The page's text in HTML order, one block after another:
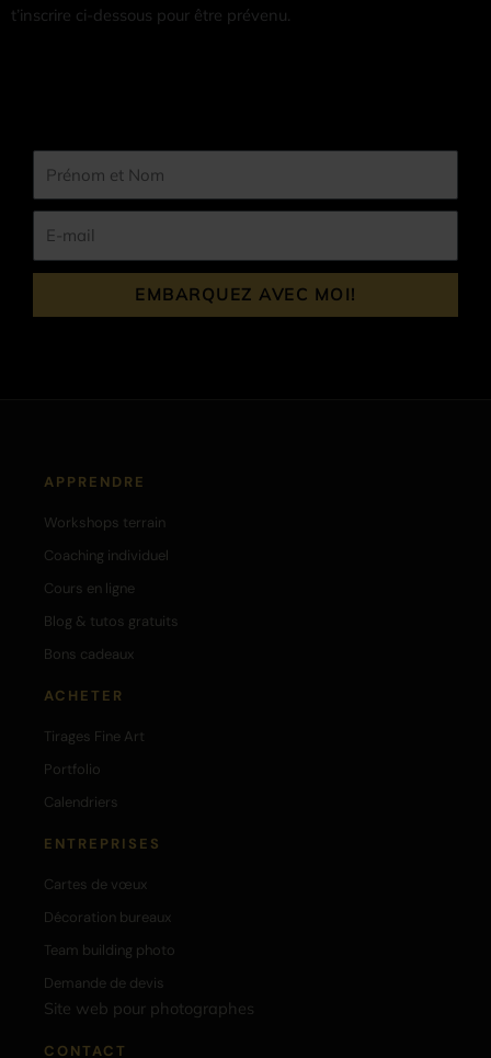
t’inscrire ci-dessous pour être prévenu.
Nom
EMBARQUEZ AVEC MOI!
APPRENDRE
Workshops terrain
Coaching individuel
Cours en ligne
Blog & tutos gratuits
Bons cadeaux
ACHETER
Tirages Fine Art
Portfolio
Calendriers
ENTREPRISES
Cartes de vœux
Décoration bureaux
Team building photo
Demande de devis
Site web pour photographes
CONTACT